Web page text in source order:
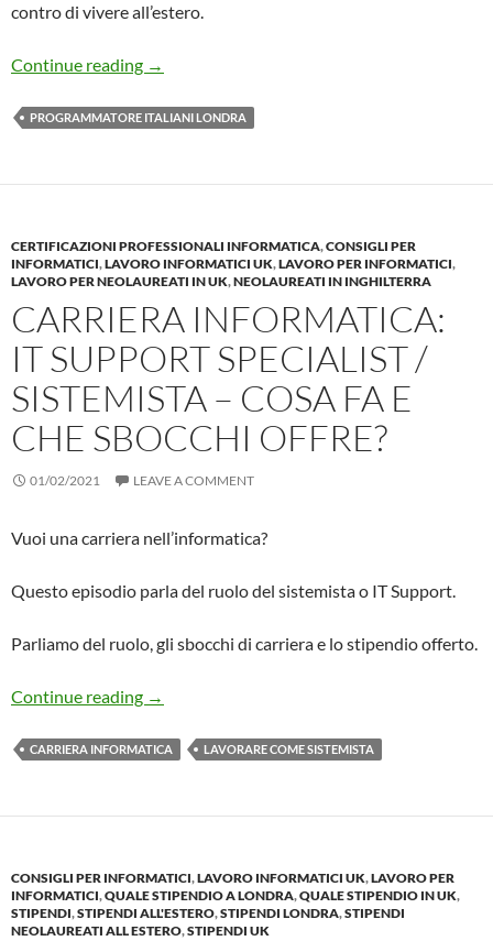
contro di vivere all’estero.
Continue reading Intervista a Stefano: Senior Software
→
PROGRAMMATORE ITALIANI LONDRA
CERTIFICAZIONI PROFESSIONALI INFORMATICA,CONSIGLI PER
INFORMATICI,LAVORO INFORMATICI UK,LAVORO PER INFORMATICI,
LAVORO PER NEOLAUREATI IN UK,NEOLAUREATI IN INGHILTERRA
CARRIERA INFORMATICA:
IT SUPPORT SPECIALIST /
SISTEMISTA – COSA FA E
CHE SBOCCHI OFFRE?
01/02/2021 LEAVE A COMMENT
Vuoi una carriera nell’informatica?
Questo episodio parla del ruolo del sistemista o IT Support.
Parliamo del ruolo, gli sbocchi di carriera e lo stipendio offerto.
Continue reading Carriera Informatica: IT Support Specialist /
→
CARRIERA INFORMATICA LAVORARE COME SISTEMISTA
CONSIGLI PER INFORMATICI,LAVORO INFORMATICI UK,LAVORO PER
INFORMATICI,QUALE STIPENDIO A LONDRA,QUALE STIPENDIO IN UK,
STIPENDI,STIPENDI ALL'ESTERO,STIPENDI LONDRA,STIPENDI
NEOLAUREATI ALL ESTERO,STIPENDI UK